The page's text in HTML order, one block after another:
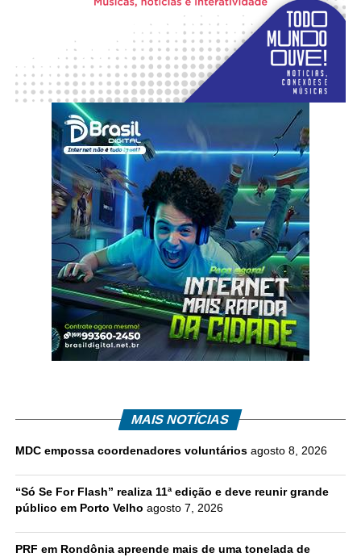
MAIS NOTÍCIAS
MDC empossa coordenadores voluntários agosto 8, 2026
“Só Se For Flash” realiza 11ª edição e deve reunir grande
público em Porto Velho agosto 7, 2026
PRF em Rondônia apreende mais de uma tonelada de